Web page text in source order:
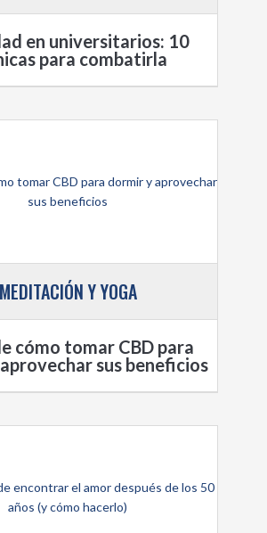
en universitarios: 10
para combatirla
MEDITACIÓN Y YOGA
cómo tomar CBD para
sus beneficios